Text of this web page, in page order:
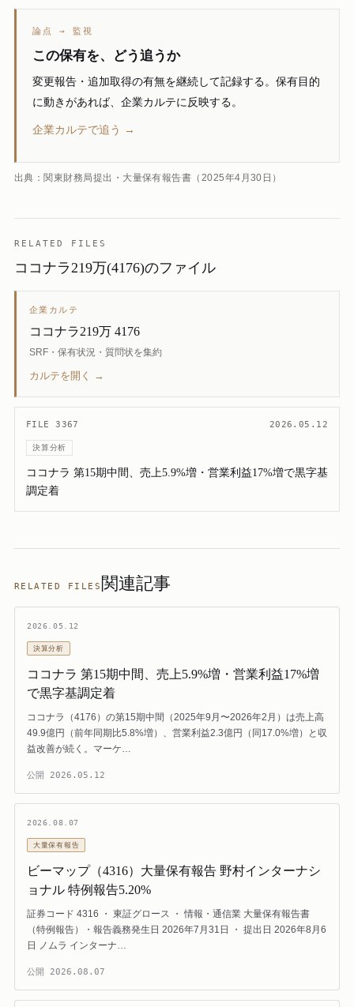
論点 → 監視
この保有を、どう追うか
変更報告・追加取得の有無を継続して記録する。保有目的
に動きがあれば、企業カルテに反映する。
企業カルテで追う →
出典：関東財務局提出・大量保有報告書（2025年4月30日）
RELATED FILES
ココナラ219万(4176)のファイル
企業カルテ
ココナラ219万 4176
SRF・保有状況・質問状を集約
カルテを開く →
FILE 3367 2026.05.12
決算分析
ココナラ 第15期中間、売上5.9%増・営業利益17%増で黒字基
調定着
RELATED FILES 関連記事
2026.05.12
決算分析
ココナラ 第15期中間、売上5.9%増・営業利益17%増
で黒字基調定着
ココナラ（4176）の第15期中間（2025年9月〜2026年2月）は売上高
49.9億円（前年同期比5.8%増）、営業利益2.3億円（同17.0%増）と収
益改善が続く。マーケ…
公開 2026.05.12
2026.08.07
大量保有報告
ビーマップ（4316）大量保有報告 野村インターナシ
ョナル 特例報告5.20%
証券コード 4316 ・ 東証グロース ・ 情報・通信業 大量保有報告書
（特例報告）・報告義務発生日 2026年7月31日 ・ 提出日 2026年8月6
日 ノムラ インターナ…
公開 2026.08.07